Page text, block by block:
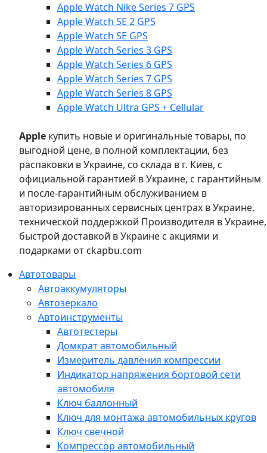
Apple Watch Nike Series 7 GPS
Apple Watch SE 2 GPS
Apple Watch SE GPS
Apple Watch Series 3 GPS
Apple Watch Series 6 GPS
Apple Watch Series 7 GPS
Apple Watch Series 8 GPS
Apple Watch Ultra GPS + Cellular
Apple купить новые и оригинальные товары, по
выгодной цене, в полной комплектации, без
распаковки в Украине, со склада в г. Киев, с
официальной гарантией в Украине, с гарантийным
и после-гарантийным обслуживанием в
авторизированных сервисных центрах в Украине,
технической поддержкой Производителя в Украине,
быстрой доставкой в Украине с акциями и
подарками от ckapbu.com
Автотовары
Автоаккумуляторы
Автозеркало
Автоинструменты
Автотестеры
Домкрат автомобильный
Измеритель давления компрессии
Индикатор напряжения бортовой сети
автомобиля
Ключ баллонный
Ключ для монтажа автомобильных кругов
Ключ свечной
Компрессор автомобильный